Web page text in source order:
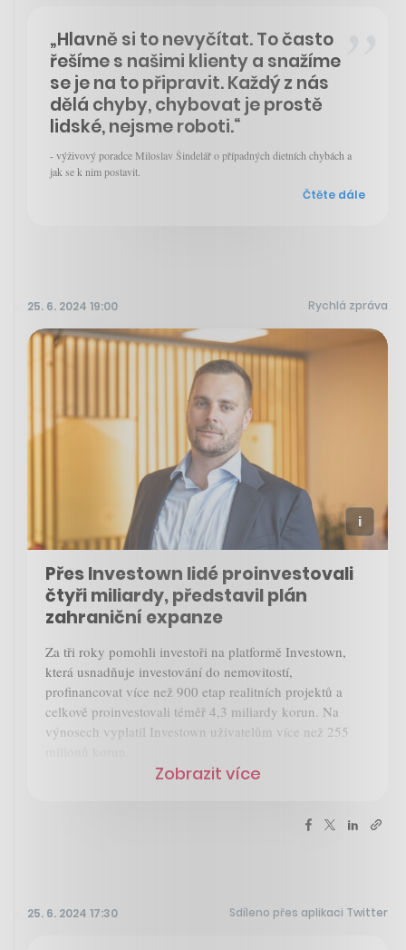
„Hlavně si to nevyčítat. To často
řešíme s našimi klienty a snažíme
se je na to připravit. Každý z nás
dělá chyby, chybovat je prostě
lidské, nejsme roboti.“
- výživový poradce Miloslav Šindelář o případných dietních chybách a
jak se k nim postavit.
Čtěte dále
25. 6. 2024 19:00 Rychlá zpráva
Přes Investown lidé proinvestovali
čtyři miliardy, představil plán
zahraniční expanze
Za tři roky pomohli investoři na platformě Investown,
která usnadňuje investování do nemovitostí,
profinancovat více než 900 etap realitních projektů a
celkově proinvestovali téměř 4,3 miliardy korun. Na
výnosech vyplatil Investown uživatelům více než 255
Zobrazit více
25. 6. 2024 17:30 Sdíleno přes aplikaci Twitter